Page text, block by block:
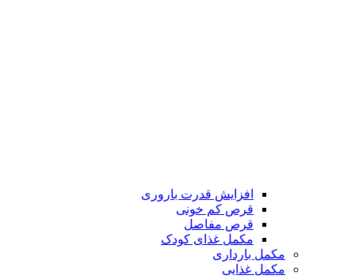
افزایش قدرت باروری
قرص کم خونی
قرص مفاصل
مکمل غذای کودک
مکمل بارداری
مکمل غذایی